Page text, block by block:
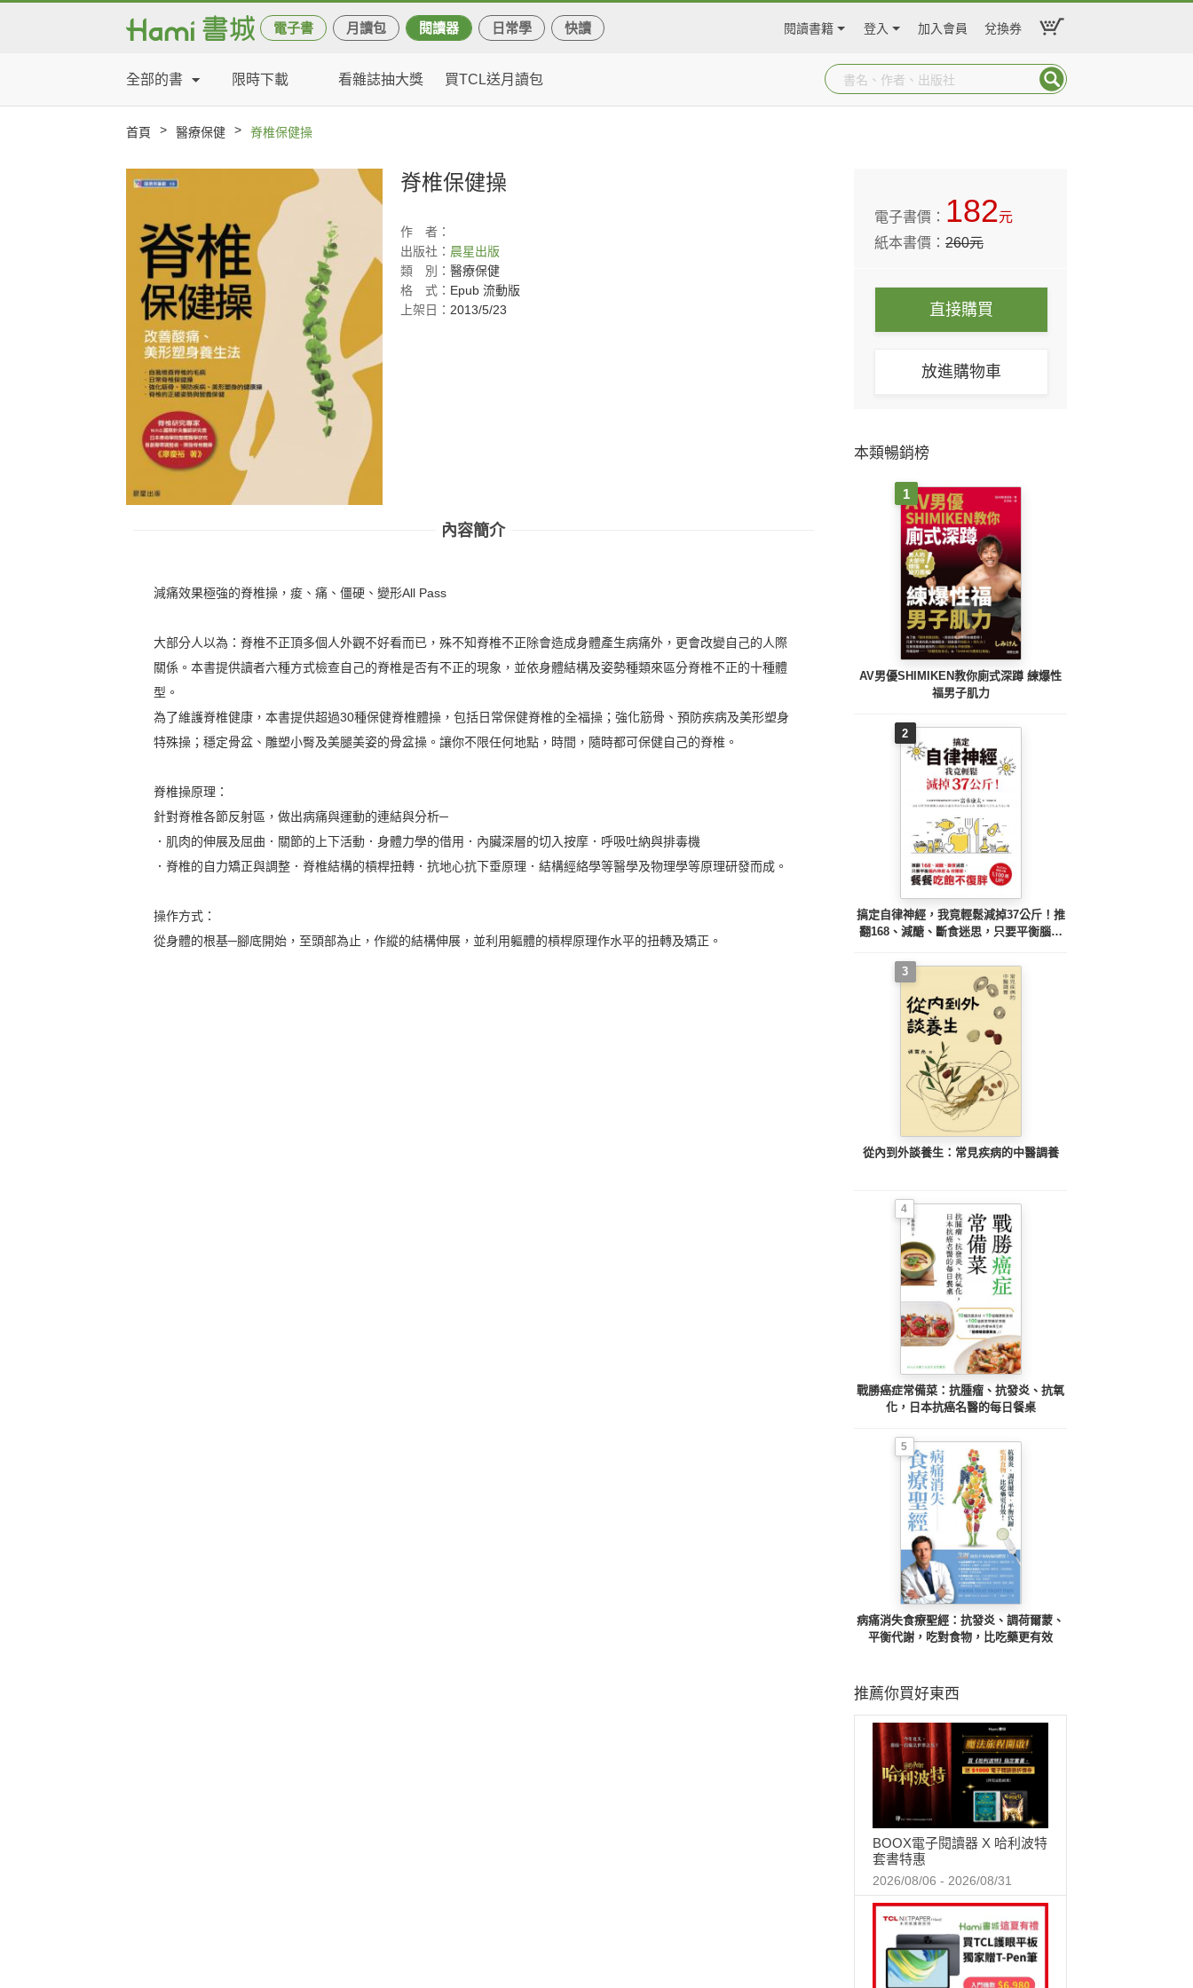
電子書 月讀包 閱讀器 日常學 快讀 閱讀書籍 登入 加入會員 兌換券
全部的書 限時下載 看雜誌抽大獎 買TCL送月讀包
首頁 > 醫療保健 > 脊椎保健操
脊椎保健操
作
者：
出版社： 晨星出版
類
別： 醫療保健
格
式： Epub 流動版
上架日： 2013/5/23
內容簡介
減痛效果極強的脊椎操，痠、痛、僵硬、變形All Pass
大部分人以為：脊椎不正頂多個人外觀不好看而已，殊不知脊椎不正除會造成身體產生病痛外，更會改變自己的人際
關係。本書提供讀者六種方式檢查自己的脊椎是否有不正的現象，並依身體結構及姿勢種類來區分脊椎不正的十種體
型。
為了維護脊椎健康，本書提供超過30種保健脊椎體操，包括日常保健脊椎的全福操；強化筋骨、預防疾病及美形塑身
特殊操；穩定骨盆、雕塑小臀及美腿美姿的骨盆操。讓你不限任何地點，時間，隨時都可保健自己的脊椎。
脊椎操原理：
針對脊椎各節反射區，做出病痛與運動的連結與分析─
．肌肉的伸展及屈曲．關節的上下活動．身體力學的借用．內臟深層的切入按摩．呼吸吐納與排毒機
．脊椎的自力矯正與調整．脊椎結構的槓桿扭轉．抗地心抗下垂原理．結構經絡學等醫學及物理學等原理研發而成。
操作方式：
從身體的根基─腳底開始，至頭部為止，作縱的結構伸展，並利用軀體的槓桿原理作水平的扭轉及矯正。
電子書價： 182元
紙本書價：260元
直接購買
放進購物車
本類暢銷榜
1
AV男優SHIMIKEN教你廁式深蹲 練爆性
福男子肌力
2
搞定自律神經，我竟輕鬆減掉37公斤！推
翻168、減醣、斷食迷思，只要平衡腦內
3
從內到外談養生：常見疾病的中醫調養
4
戰勝癌症常備菜：抗腫瘤、抗發炎、抗氧
化，日本抗癌名醫的每日餐桌
5
病痛消失食療聖經：抗發炎、調荷爾蒙、
平衡代謝，吃對食物，比吃藥更有效
推薦你買好東西
BOOX電子閱讀器 X 哈利波特
套書特惠
2026/08/06 - 2026/08/31